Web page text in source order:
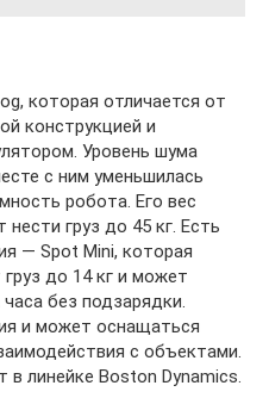
которая отличается от
конструкцией и
Уровень шума
с ним уменьшилась
робота. Его вес
груз до 45 кг. Есть
— Spot Mini, которая
груз до 14 кг и может
без подзарядки.
и может оснащаться
с объектами.
линейке Boston Dynamics.